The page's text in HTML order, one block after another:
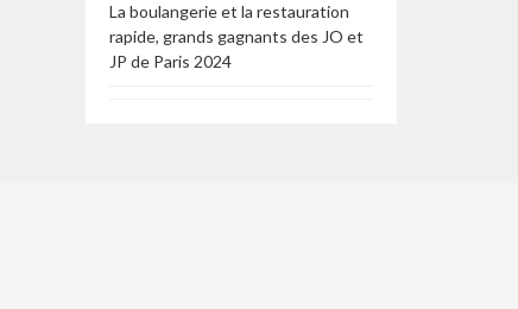
La boulangerie et la restauration
rapide, grands gagnants des JO et
JP de Paris 2024